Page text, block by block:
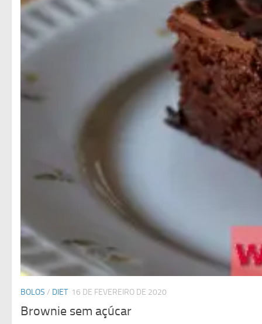
BOLOS / DIET 16 DE FEVEREIRO DE 2020
Brownie sem açúcar